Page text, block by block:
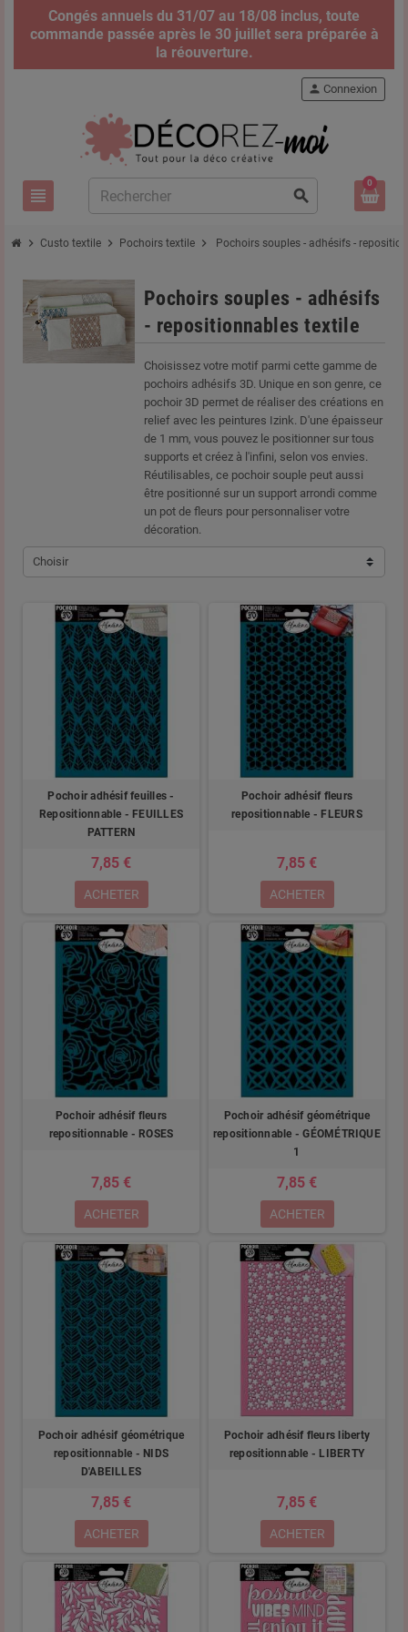
Congés annuels du 31/07 au 18/08 inclus, toute
commande passée après le 30 juillet sera préparée à
la réouverture.
view_headline search
person Connexion
0
chevron_right Custo textile chevron_right Pochoirs textile chevron_right Pochoirs souples - adhésifs -
Pochoirs souples - adhésifs
- repositionnables textile
Choisissez votre motif parmi cette gamme de
pochoirs adhésifs 3D. Unique en son genre, ce
pochoir 3D permet de réaliser des créations en
relief avec les peintures Izink. D'une épaisseur
de 1 mm, vous pouvez le positionner sur tous
supports et créez à l'infini, selon vos envies.
Réutilisables, ce pochoir souple peut aussi
être positionné sur un support arrondi comme
un pot de fleurs pour personnaliser votre
décoration.
Choisir
Pochoir adhésif feuilles -
Repositionnable - FEUILLES
PATTERN
7,85 €
ACHETER
Pochoir adhésif fleurs
repositionnable - FLEURS
7,85 €
ACHETER
Pochoir adhésif fleurs
repositionnable - ROSES
7,85 €
ACHETER
Pochoir adhésif géométrique
repositionnable - GÉOMÉTRIQUE
1
7,85 €
ACHETER
Pochoir adhésif géométrique
repositionnable - NIDS
D'ABEILLES
7,85 €
ACHETER
Pochoir adhésif fleurs liberty
repositionnable - LIBERTY
7,85 €
ACHETER